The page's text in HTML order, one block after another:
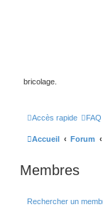
bricolage.
Accès rapide FAQ
Accueil Forum
Membres
Rechercher un